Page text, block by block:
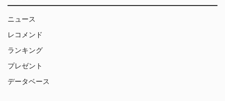
ニュース
レコメンド
ランキング
プレゼント
データベース